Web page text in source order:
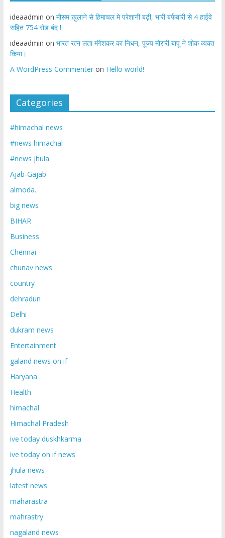
ideaadmin on मौसम खुलाने से हिमाचल मे परेशानी बढ़ी, भारी बर्फबारी से 4 हाईवे
सहित 754 रोड बंद !
ideaadmin on भारत रत्न लता मंगेशकर का निधन, पूज्य मोरारी बापू ने शोक व्यक्त
किया।
A WordPress Commenteron Hello world!
Categories
#himachal news
#news himachal
#news jhula
Ajab-Gajab
almoda.
big news
BIHAR
Business
Chennai
chunav news
country
dehradun
Delhi
dukram news
Entertainment
galand news on if
Haryana
Health
himachal
Himachal Pradesh
ive today duskhkarma
ive today on if news
jhula news
latest news
maharastra
mahrastry
nagaland news